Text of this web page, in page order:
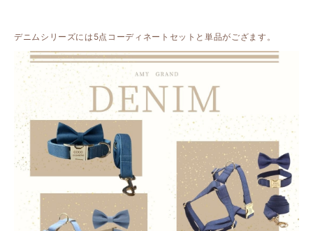
デニムシリーズには5点コーディネートセットと単品がござます。